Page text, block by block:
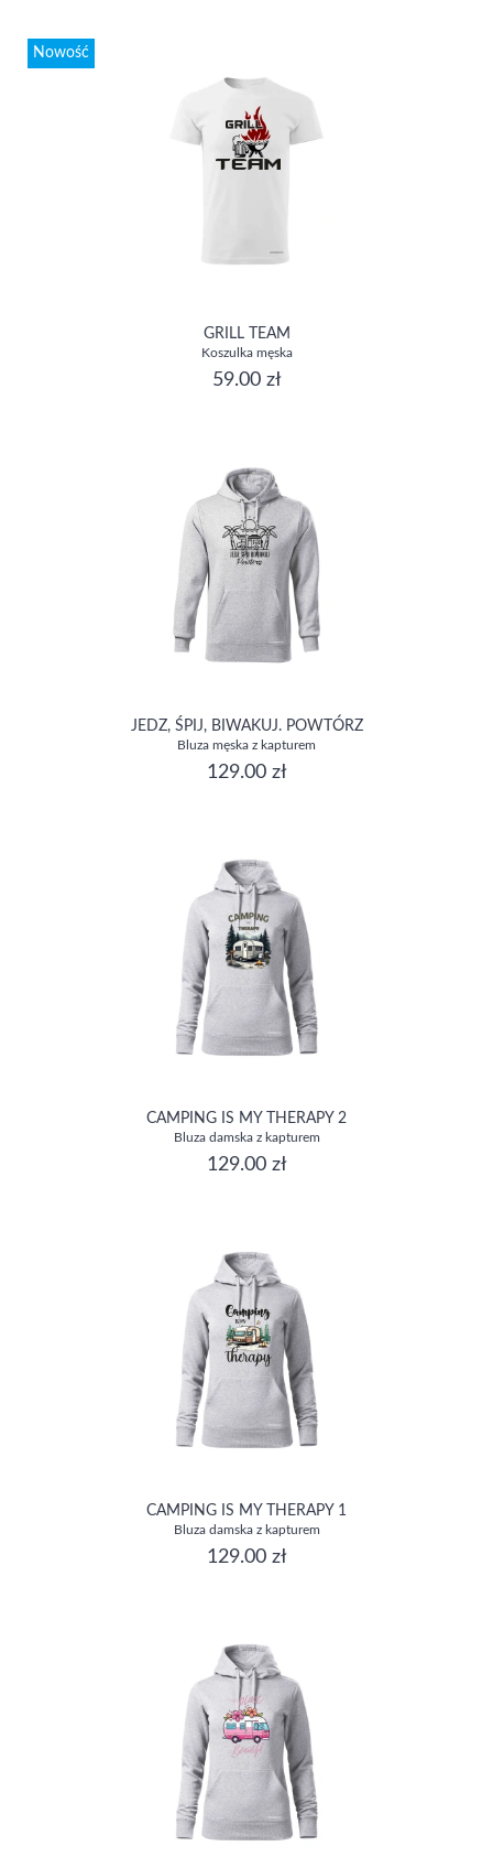
Nowość
GRILL TEAM
Koszulka męska
59.00 zł
JEDZ, ŚPIJ, BIWAKUJ. POWTÓRZ
Bluza męska z kapturem
129.00 zł
CAMPING IS MY THERAPY 2
Bluza damska z kapturem
129.00 zł
CAMPING IS MY THERAPY 1
Bluza damska z kapturem
129.00 zł